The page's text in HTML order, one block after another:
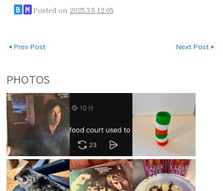
B M Posted on 2025.3.5 12:05
◀ Prev Post Next Post ▶
PHOTOS